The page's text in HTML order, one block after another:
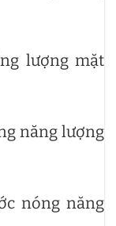
lượng mặt
năng lượng
nóng năng